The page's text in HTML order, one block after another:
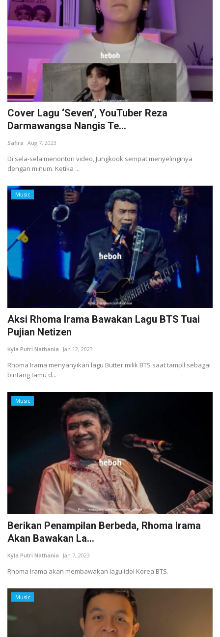
Cover Lagu ‘Seven’, YouTuber Reza
Darmawangsa Nangis Te...
Safira Aug 7, 2023
Di sela-sela menonton video, Jungkook sempat menyelinginya
dengan minum. Ketika ...
Music
Aksi Rhoma Irama Bawakan Lagu BTS Tuai
Pujian Netizen
Kyla Putri Nathania Jan 12, 2023
Rhoma Irama menyanyikan lagu Butter milik BTS saat tampil sebagai
bintang tamu d...
Music
Berikan Penampilan Berbeda, Rhoma Irama
Akan Bawakan La...
Kyla Putri Nathania Jan 7, 2023
Rhoma Irama akan membawakan lagu idol Korea BTS.
Music